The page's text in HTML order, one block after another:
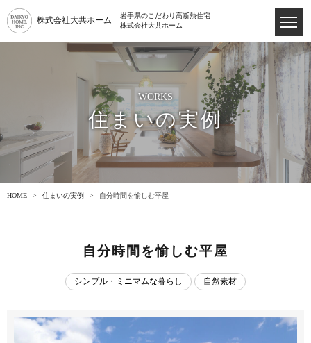
株式会社大共ホーム
岩手県のこだわり高断熱住宅
株式会社大共ホーム
住まいの実例
WORKS
HOME 住まいの実例 自分時間を愉しむ平屋
自分時間を愉しむ平屋
シンプル・ミニマムな暮らし 自然素材